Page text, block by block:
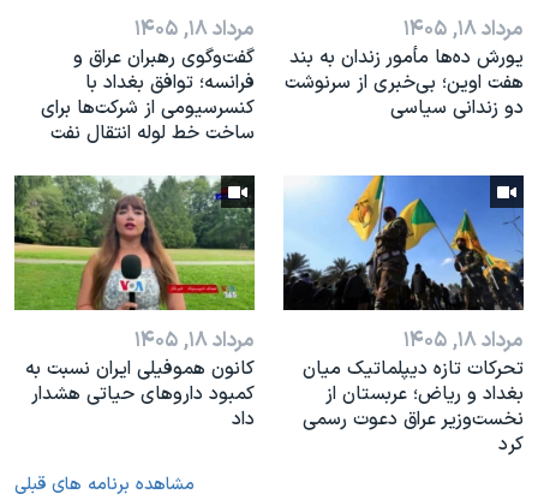
مرداد ۱۸, ۱۴۰۵
یورش ده‌ها مأمور زندان به بند
هفت اوین؛ بی‌خبری از سرنوشت
دو زندانی سیاسی
مرداد ۱۸, ۱۴۰۵
گفت‌وگوی رهبران عراق و
فرانسه؛ توافق بغداد با
کنسرسیومی از شرکت‌ها برای
ساخت خط لوله انتقال نفت
مرداد ۱۸, ۱۴۰۵
تحرکات تازه دیپلماتیک میان
بغداد و ریاض؛ عربستان از
نخست‌وزیر عراق دعوت رسمی
کرد
مرداد ۱۸, ۱۴۰۵
کانون هموفیلی ایران نسبت به
کمبود داروهای حیاتی هشدار
داد
مشاهده برنامه های قبلی